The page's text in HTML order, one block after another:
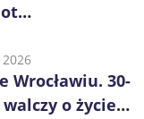
Wrocławiu. 30-
o życie,